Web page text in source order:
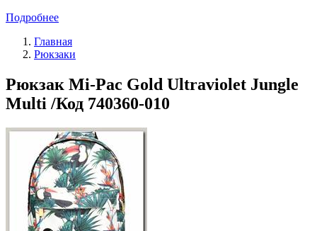
Подробнее
Главная
Рюкзаки
Рюкзак Mi-Pac Gold Ultraviolet Jungle
Multi /Код 740360-010